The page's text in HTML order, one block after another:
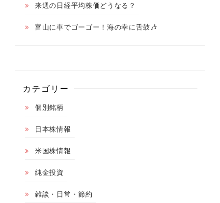
来週の日経平均株価どうなる？
富山に車でゴーゴー！海の幸に舌鼓🎶
カテゴリー
個別銘柄
日本株情報
米国株情報
純金投資
雑談・日常・節約